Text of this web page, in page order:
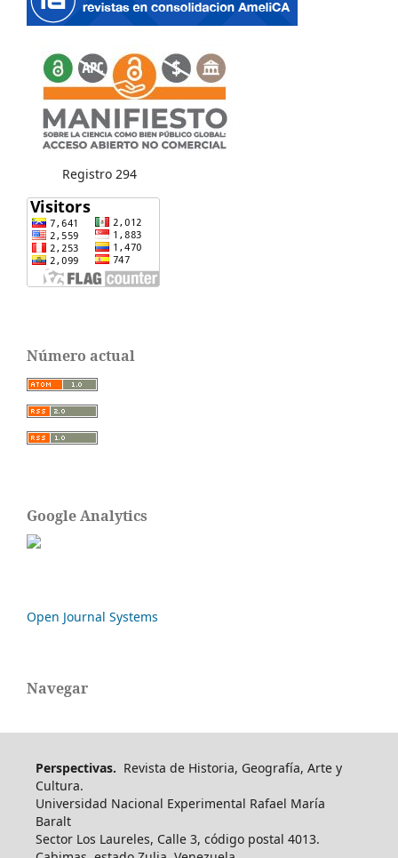
Registro 294
Número actual
Google Analytics
Open Journal Systems
Navegar
Perspectivas. Revista de Historia, Geografía, Arte y
Cultura.
Universidad Nacional Experimental Rafael María
Baralt
Sector Los Laureles, Calle 3, código postal 4013.